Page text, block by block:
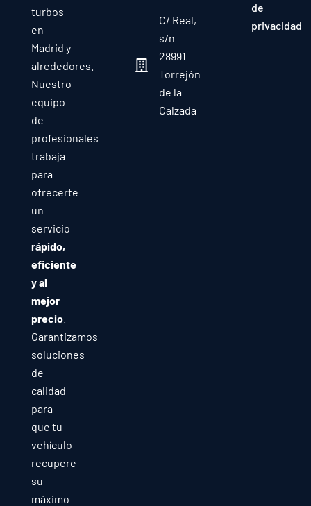
turbos
en
Madrid y
alrededores.
Nuestro
equipo
de
profesionales
trabaja
para
ofrecerte
un
servicio
rápido,
eficiente
y al
mejor
precio.
Garantizamos
soluciones
de
calidad
para
que tu
vehículo
recupere
su
máximo
C/ Real,
s/n
28991
Torrejón
de la
Calzada
de
privacidad